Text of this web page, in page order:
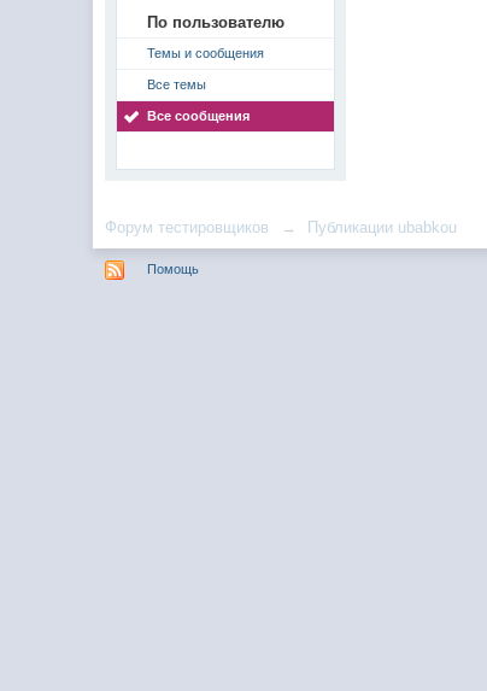
По пользователю
Темы и сообщения
Все темы
Все сообщения
Форум тестировщиков → Публикации ubabkou
Помощь